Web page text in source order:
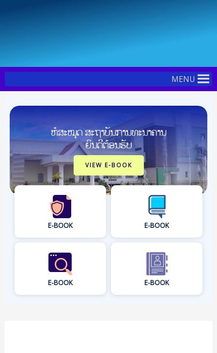
MENU
ຫໍສະໝຸດ ສະຖາບັນການທະນາຄານ
ຍິນດີຕ້ອນຮັບ
VIEW E-BOOK
E-BOOK E-BOOK
E-BOOK E-BOOK